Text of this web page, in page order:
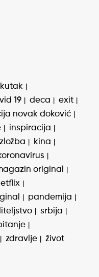
19 deca
exit
novak đoković
inspiracija
kina
original
pandemija
srbija
zdravlje život